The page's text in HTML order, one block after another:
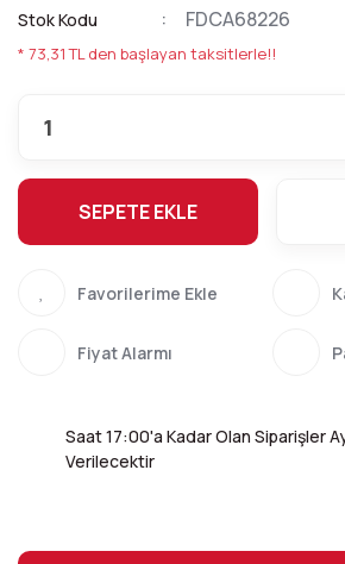
Stok Kodu FDCA68226
* 73,31 TL den başlayan taksitlerle!!
SEPETE EKLE
Fiyat Alarmı
Saat 17:00'a Kadar Olan Siparişler
Verilecektir